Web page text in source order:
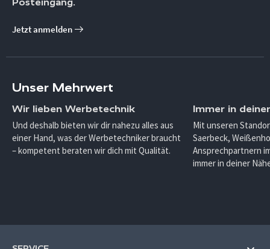
Jetzt anmelden
Unser Mehrwert
Wir lieben Werbetechnik
Und deshalb bieten wir dir nahezu alles aus
einer Hand, was der Werbetechniker braucht
– kompetent beraten wir dich mit Qualität.
Immer in
Mit unseren
Saerbeck,
Ansprechpartnern
immer in deiner